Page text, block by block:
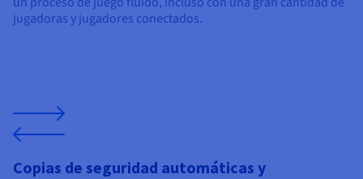
jugadoras y jugadores conectados.
Copias de seguridad automáticas y